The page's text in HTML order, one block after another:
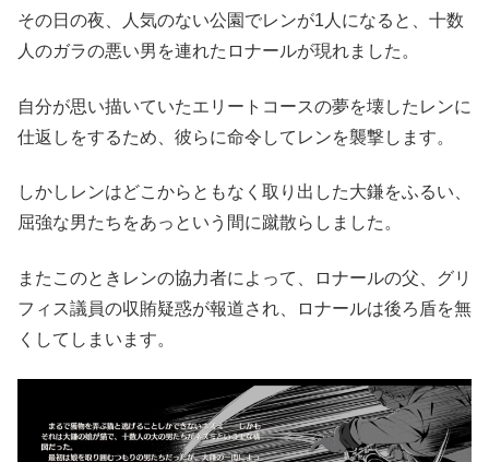
その日の夜、人気のない公園でレンが1人になると、十数
人のガラの悪い男を連れたロナールが現れました。
自分が思い描いていたエリートコースの夢を壊したレンに
仕返しをするため、彼らに命令してレンを襲撃します。
しかしレンはどこからともなく取り出した大鎌をふるい、
屈強な男たちをあっという間に蹴散らしました。
またこのときレンの協力者によって、ロナールの父、グリ
フィス議員の収賄疑惑が報道され、ロナールは後ろ盾を無
くしてしまいます。